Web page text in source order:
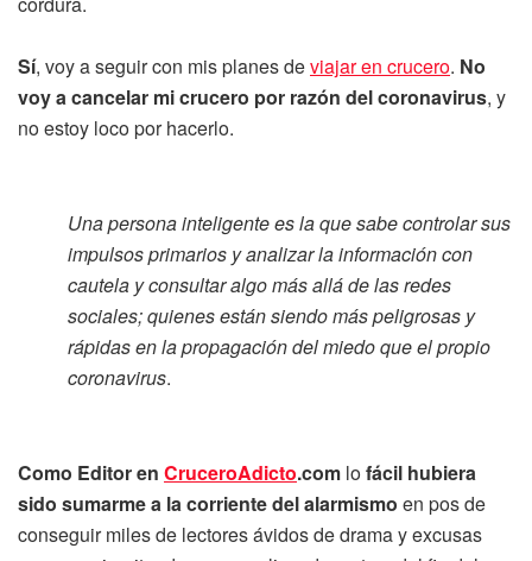
Sí, voy a seguir con mis planes deviajar en crucero. No
voy a cancelar mi crucero por razón del coronavirus, y
no estoy loco por hacerlo.
Una persona inteligente es la que sabe controlar sus
impulsos primarios y analizar la información con
cautela y consultar algo más allá de las redes
sociales; quienes están siendo más peligrosas y
rápidas en la propagación del miedo que el propio
coronavirus.
Como Editor en CruceroAdicto.com lofácil hubiera
sido sumarme a la corriente del alarmismo en pos de
conseguir miles de lectores ávidos de drama y excusas